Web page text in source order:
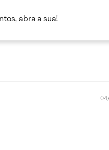
abra a sua!